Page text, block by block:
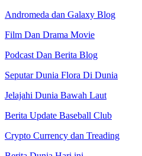
Andromeda dan Galaxy Blog
Film Dan Drama Movie
Podcast Dan Berita Blog
Seputar Dunia Flora Di Dunia
Jelajahi Dunia Bawah Laut
Berita Update Baseball Club
Crypto Currency dan Treading